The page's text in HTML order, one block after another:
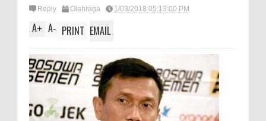
Reply Olahraga 1/03/2018 05:13:00 PM
A+ A- PRINT EMAIL